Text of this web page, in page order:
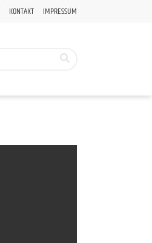
KONTAKT IMPRESSUM